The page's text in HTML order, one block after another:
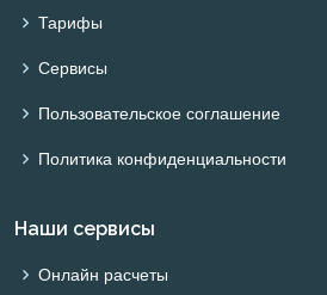
Тарифы
Сервисы
Пользовательское соглашение
Политика конфиденциальности
Наши сервисы
Онлайн расчеты